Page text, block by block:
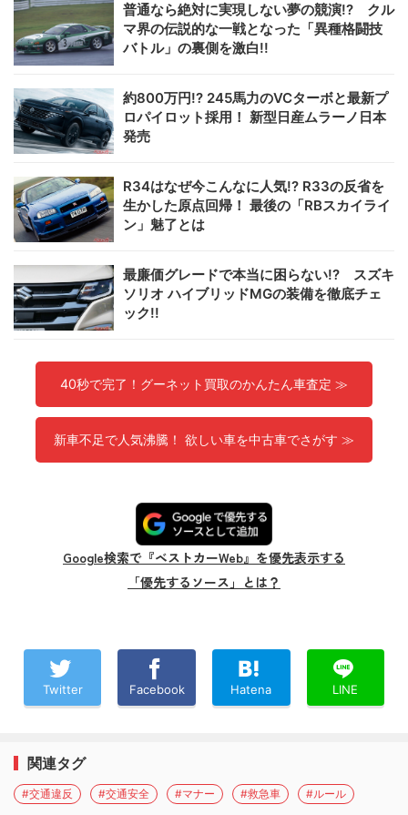
普通なら絶対に実現しない夢の競演!? クル
マ界の伝説的な一戦となった「異種格闘技
バトル」の裏側を激白!!
約800万円!? 245馬力のVCターボと最新プ
ロパイロット採用！ 新型日産ムラーノ日本
発売
R34はなぜ今こんなに人気!? R33の反省を
生かした原点回帰！ 最後の「RBスカイライ
ン」魅了とは
最廉価グレードで本当に困らない!? スズキ
ソリオ ハイブリッドMGの装備を徹底チェ
ック!!
40秒で完了！グーネット買取のかんたん車査定 ≫
新車不足で人気沸騰！ 欲しい車を中古車でさがす ≫
Google検索で『ベストカーWeb』を優先表示する
「優先するソース」とは？
Twitter Facebook Hatena LINE
関連タグ
#交通違反 #交通安全 #マナー #救急車 #ルール